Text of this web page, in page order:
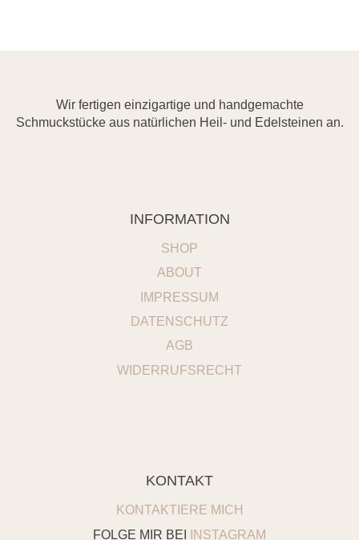
Wir fertigen einzigartige und handgemachte
Schmuckstücke aus natürlichen Heil- und Edelsteinen an.
INFORMATION
SHOP
ABOUT
IMPRESSUM
DATENSCHUTZ
AGB
WIDERRUFSRECHT
KONTAKT
KONTAKTIERE MICH
FOLGE MIR BEI
INSTAGRAM